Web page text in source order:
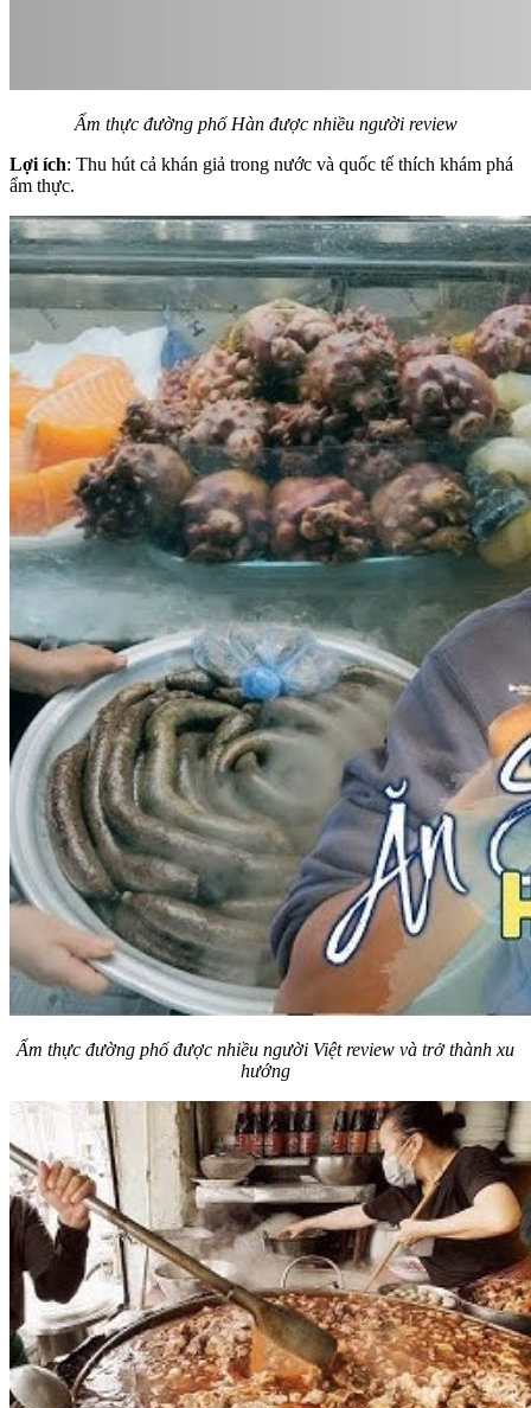
Ẩm thực đường phố Hàn được nhiều người review
Lợi ích: Thu hút cả khán giả trong nước và quốc tế thích khám phá
ẩm thực.
Ẩm thực đường phố được nhiều người Việt review và trở thành xu
hướng